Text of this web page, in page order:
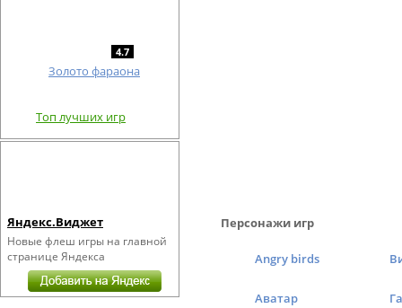
4.7
Золото фараона
Топ лучших игр
Яндекс.Виджет
Новые флеш игры на главной
странице Яндекса
Персонажи игр
Angry birds
Аватар